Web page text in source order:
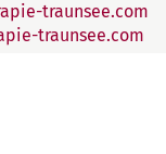
traunsee.com
traunsee.com